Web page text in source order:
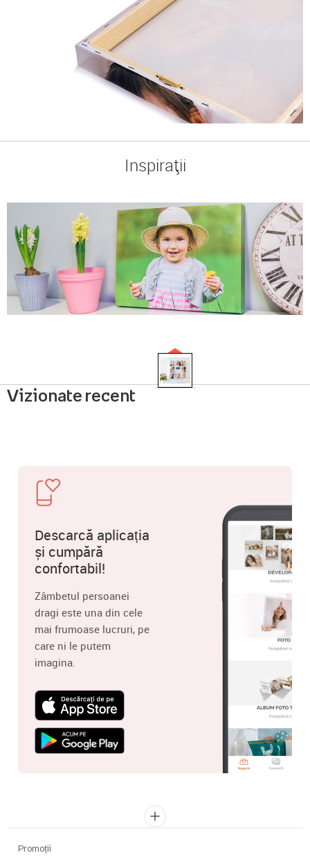
Inspirații
Vizionate recent
Descarcă aplicația
și cumpără
confortabil!
Zâmbetul persoanei
dragi este una din cele
mai frumoase lucruri, pe
care ni le putem
imagina.
Promoții